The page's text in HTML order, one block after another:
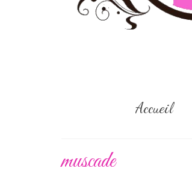
Accueil
muscade